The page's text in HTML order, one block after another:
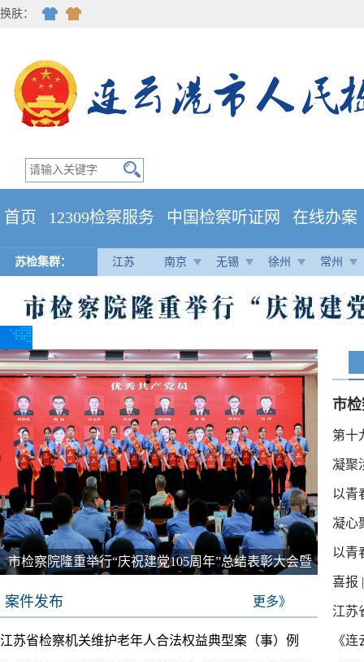
换肤：
首页 12309检察服务 中国检察听证网 在线办案
苏检集群： 江苏 南京 无锡 徐州 常州
市检察院隆重举行“庆祝建党105周年”总结表彰大会暨
案件发布 更多》
江苏省检察机关维护老年人合法权益典型案（事）例
市
察
第十
凝聚
会召
以青
凝心
院建
以青
喜报
江苏
《